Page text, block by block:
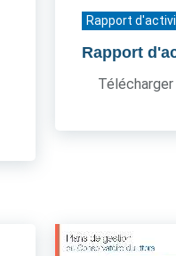
Rapport
Rapport